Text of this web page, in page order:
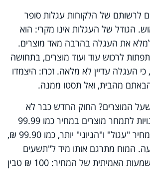
לרשותם של הלקוחות עגלות סופר
הגודל של העגלות אינו מקרי: הוא
למלא את העגלה בהרבה מאד מוצרים.
לרכוש עוד ועוד מוצרים, בתחושה
העגלה עדיין לא מלאה. זכרו: היצמדו
מהבית, ואל תסטו ממנה.
המוצרים? החוק החדש כבר לא
מאפשר לבעלי החנויות לתמחר מוצרים במחיר כמו 99.99
₪. למרות זאת, גם מחיר "עגול" ו"הגיוני" יותר, כמו 99.90 ₪,
המוח מתרגם אותו מיד ל"תשעים
ומשהו", במקום למשמעות האמיתית של המחיר: 100 ₪ טבין